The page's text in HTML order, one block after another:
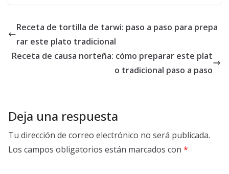
Receta de tortilla de tarwi: paso a paso para prepa
rar este plato tradicional
Receta de causa norteña: cómo preparar este plat
o tradicional paso a paso
Deja una respuesta
Tu dirección de correo electrónico no será publicada.
Los campos obligatorios están marcados con *